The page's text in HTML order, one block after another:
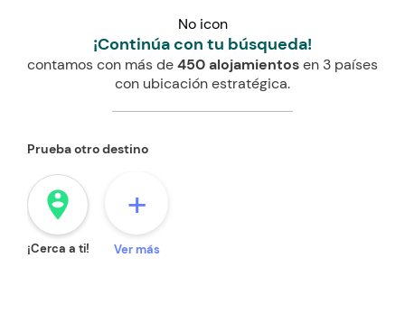
No icon
¡Continúa con tu búsqueda!
contamos con más de450 alojamientosen 3 países
con ubicación estratégica.
Prueba otro destino
person_pin_circle
¡Cerca a ti!
+
Ver más